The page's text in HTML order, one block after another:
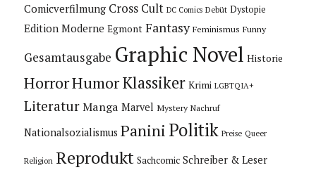
Comicverfilmung Cross Cult DC Comics Debüt Dystopie
Edition Moderne Egmont Fantasy Feminismus Funny
Gesamtausgabe Graphic Novel Historie
HorrorHumorKlassiker Krimi LGBTQIA+
Literatur Manga Marvel Mystery Nachruf
Nationalsozialismus Panini Politik Preise Queer
Religion Reprodukt Sachcomic Schreiber & Leser